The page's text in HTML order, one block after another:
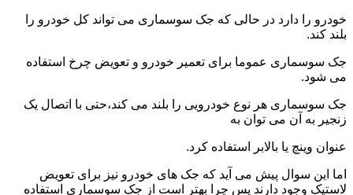
خودرو را دارد در حالی که جک سوسماری می تواند کل خودرو را
بلند کند.
جک سوسماری عموما برای تعمیر خودرو و تعویض چرخ استفاده
می شود.
جک سوسماری هر نوع خودرویی را بلند می کند،حتی با اتصال یک
زنجیر به آن می توان به
عنوان وینچ یا بالابر استفاده کرد.
اما این سوال پیش می آید که جک های خودرو نیز برای تعویض
لاستیک وجود دارند پس چرا بهتر است از جک سوسماری استفاده